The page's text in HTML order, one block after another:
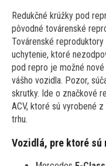
Redukčné krúžky pod
pôvodné továrenské
Továrenské
uchytenie, ktoré
pod repro je možné
vášho vozidla. Pozor,
skrutky. Ide o značkové
ACV, ktoré sú vyrobené
trhu.
Vozidlá, pre ktoré sú